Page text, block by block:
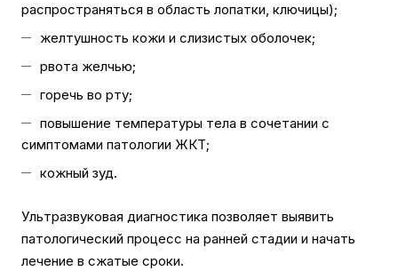
распространяться в область лопатки, ключицы);
желтушность кожи и слизистых оболочек;
рвота желчью;
горечь во рту;
повышение температуры тела в сочетании с
симптомами патологии ЖКТ;
кожный зуд.
Ультразвуковая диагностика позволяет выявить
патологический процесс на ранней стадии и начать
лечение в сжатые сроки.